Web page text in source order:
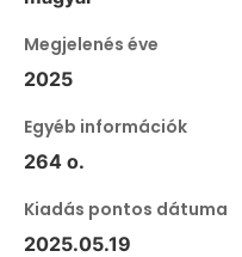
Megjelenés éve
2025
Egyéb információk
264 o.
Kiadás pontos dátuma
2025.05.19